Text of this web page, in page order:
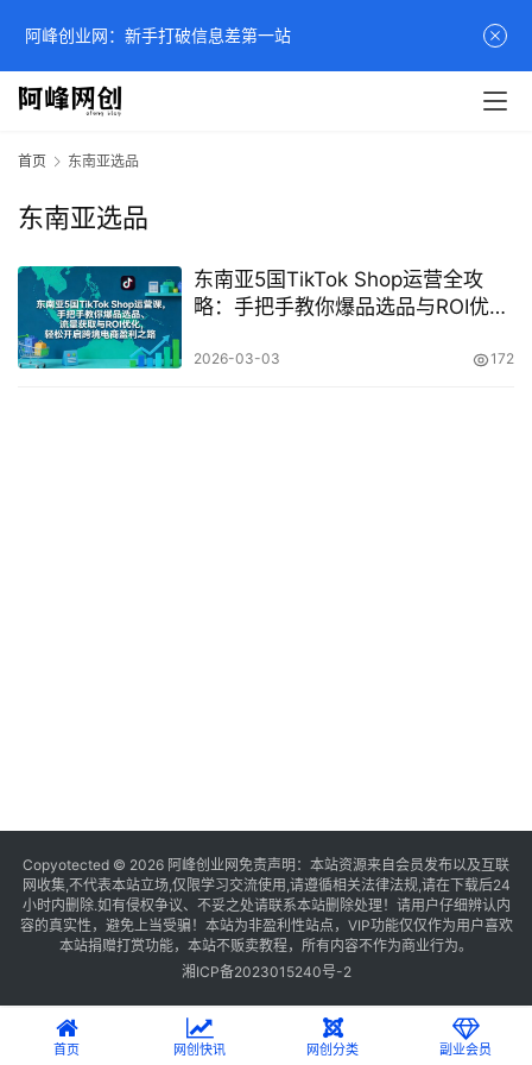
首页 东南亚选品
东南亚选品
东南亚5国TikTok Shop运营全攻
略：手把手教你爆品选品与ROI优
2026-03-03 172
Copyotected © 2026 阿峰创业网 免责声明：本站资源来自会员发布以及互联
网收集,不代表本站立场,仅限学习交流使用,请遵循相关法律法规,请在下载后24
小时内删除.如有侵权争议、不妥之处请联系本站删除处理！请用户仔细辨认内
容的真实性，避免上当受骗！本站为非盈利性站点，VIP功能仅仅作为用户喜欢
本站捐赠打赏功能，本站不贩卖教程，所有内容不作为商业行为。
湘ICP备2023015240号-2
首页 网创快讯 网创分类 副业会员
阿峰创业网：新手打破信息差第一站